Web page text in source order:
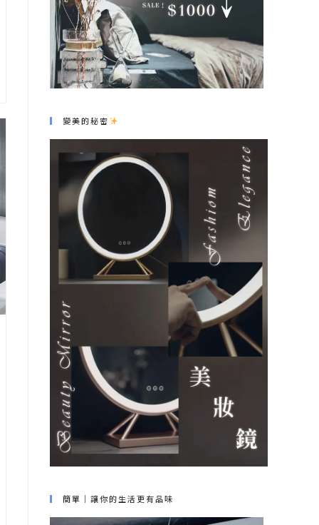
變美的秘密
簡單｜讓你的生活更有品味